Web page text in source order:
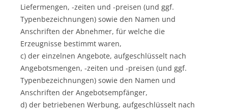
Liefermengen, -zeiten und -preisen (und ggf.
Typenbezeichnungen) sowie den Namen und
Anschriften der Abnehmer, für welche die
Erzeugnisse bestimmt waren,
c) der einzelnen Angebote, aufgeschlüsselt nach
Angebotsmengen, -zeiten und -preisen (und ggf.
Typenbezeichnungen) sowie den Namen und
Anschriften der Angebotsempfänger,
d) der betriebenen Werbung, aufgeschlüsselt nach